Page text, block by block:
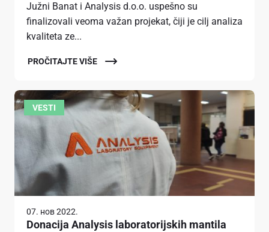
Južni Banat i Analysis d.o.o. uspešno su
finalizovali veoma važan projekat, čiji je cilj analiza
kvaliteta ze...
PROČITAJTE VIŠE
VESTI
07. нов 2022.
Donacija Analysis laboratorijskih mantila